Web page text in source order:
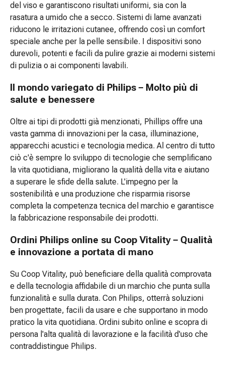
Protezione
contro
zanzare
e
Pinzette
per
zecche
Medicamenti
su
prescrizione
medica
Medicamenti
su
prescrizione
medica
Disagi
Mestruazioni
Menopausa
vaginale
Salute
vaginale
Vitamine
e
minerali
Vitamine
del viso e garantiscono risultati uniformi, sia con la
rasatura a umido che a secco. Sistemi di lame avanzati
riducono le irritazioni cutanee, offrendo così un comfort
speciale anche per la pelle sensibile. I dispositivi sono
durevoli, potenti e facili da pulire grazie ai moderni sistemi
di pulizia o ai componenti lavabili.
Il mondo variegato di Philips – Molto più di
salute e benessere
Oltre ai tipi di prodotti già menzionati, Phillips offre una
vasta gamma di innovazioni per la casa, illuminazione,
apparecchi acustici e tecnologia medica. Al centro di tutto
ciò c'è sempre lo sviluppo di tecnologie che semplificano
la vita quotidiana, migliorano la qualità della vita e aiutano
a superare le sfide della salute. L'impegno per la
sostenibilità e una produzione che risparmia risorse
completa la competenza tecnica del marchio e garantisce
la fabbricazione responsabile dei prodotti.
Ordini Philips online su Coop Vitality – Qualità
e innovazione a portata di mano
Su Coop Vitality, può beneficiare della qualità comprovata
e della tecnologia affidabile di un marchio che punta sulla
funzionalità e sulla durata. Con Philips, otterrà soluzioni
ben progettate, facili da usare e che supportano in modo
pratico la vita quotidiana. Ordini subito online e scopra di
persona l'alta qualità di lavorazione e la facilità d'uso che
contraddistingue Philips.